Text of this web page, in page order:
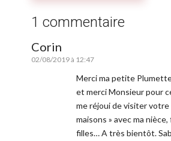
1 commentaire
Corin
02/08/2019 à 12:47
Merci ma petite
et merci Monsieur pour
me réjoui de visiter votre
maisons » avec ma
filles… A très bientôt.